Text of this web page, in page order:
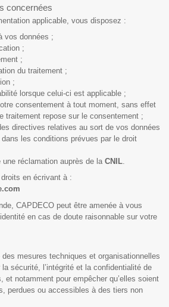
concernées
applicable, vous disposez :
vos données ;
;
;
du traitement ;
;
lorsque celui-ci est applicable ;
consentement à tout moment, sans effet
traitement repose sur le consentement ;
directives relatives au sort de vos données
les conditions prévues par le droit
une réclamation auprès de la CNIL.
en écrivant à :
CAPDECO peut être amenée à vous
en cas de doute raisonnable sur votre
mesures techniques et organisationnelles
la sécurité, l’intégrité et la confidentialité de
et notamment pour empêcher qu’elles soient
perdues ou accessibles à des tiers non